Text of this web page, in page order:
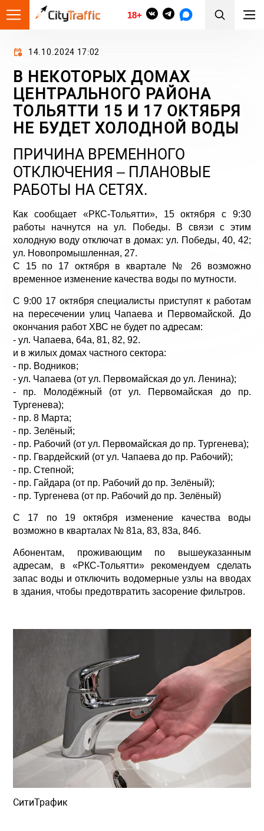
18+
14.10.2024 17:02
В НЕКОТОРЫХ ДОМАХ
ЦЕНТРАЛЬНОГО РАЙОНА
ТОЛЬЯТТИ 15 И 17 ОКТЯБРЯ
НЕ БУДЕТ ХОЛОДНОЙ ВОДЫ
ПРИЧИНА ВРЕМЕННОГО
ОТКЛЮЧЕНИЯ – ПЛАНОВЫЕ
РАБОТЫ НА СЕТЯХ.
Как сообщает «РКС-Тольятти», 15 октября с 9:30
работы начнутся на ул. Победы. В связи с этим
холодную воду отключат в домах: ул. Победы, 40, 42;
ул. Новопромышленная, 27.
С 15 по 17 октября в квартале № 26 возможно
временное изменение качества воды по мутности.
С 9:00 17 октября специалисты приступят к работам
на пересечении улиц Чапаева и Первомайской. До
окончания работ ХВС не будет по адресам:
- ул. Чапаева, 64а, 81, 82, 92.
и в жилых домах частного сектора:
- пр. Водников;
- ул. Чапаева (от ул. Первомайская до ул. Ленина);
- пр. Молодёжный (от ул. Первомайская до пр.
Тургенева);
- пр. 8 Марта;
- пр. Зелёный;
- пр. Рабочий (от ул. Первомайская до пр. Тургенева);
- пр. Гвардейский (от ул. Чапаева до пр. Рабочий);
- пр. Степной;
- пр. Гайдара (от пр. Рабочий до пр. Зелёный);
- пр. Тургенева (от пр. Рабочий до пр. Зелёный)
С 17 по 19 октября изменение качества воды
возможно в кварталах № 81а, 83, 83а, 84б.
Абонентам, проживающим по вышеуказанным
адресам, в «РКС-Тольятти» рекомендуем сделать
запас воды и отключить водомерные узлы на вводах
в здания, чтобы предотвратить засорение фильтров.
СитиТрафик